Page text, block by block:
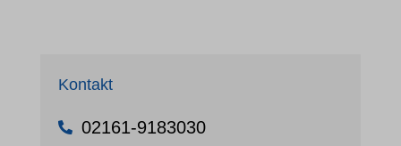
Kontakt
02161-9183030